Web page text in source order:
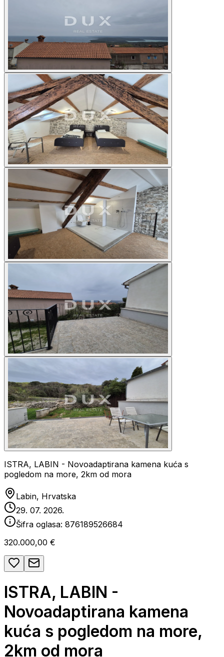
ISTRA, LABIN - Novoadaptirana kamena kuća s
pogledom na more, 2km od mora
Labin, Hrvatska
29. 07. 2026.
Šifra oglasa: 876189526684
320.000,00 €
ISTRA, LABIN -
Novoadaptirana kamena
kuća s pogledom na more,
2km od mora